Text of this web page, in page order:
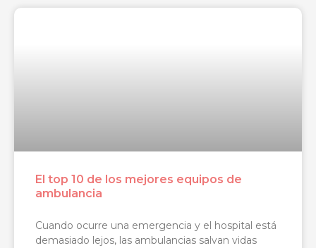
El top 10 de los mejores equipos de
ambulancia
Cuando ocurre una emergencia y el hospital está
demasiado lejos, las ambulancias salvan vidas